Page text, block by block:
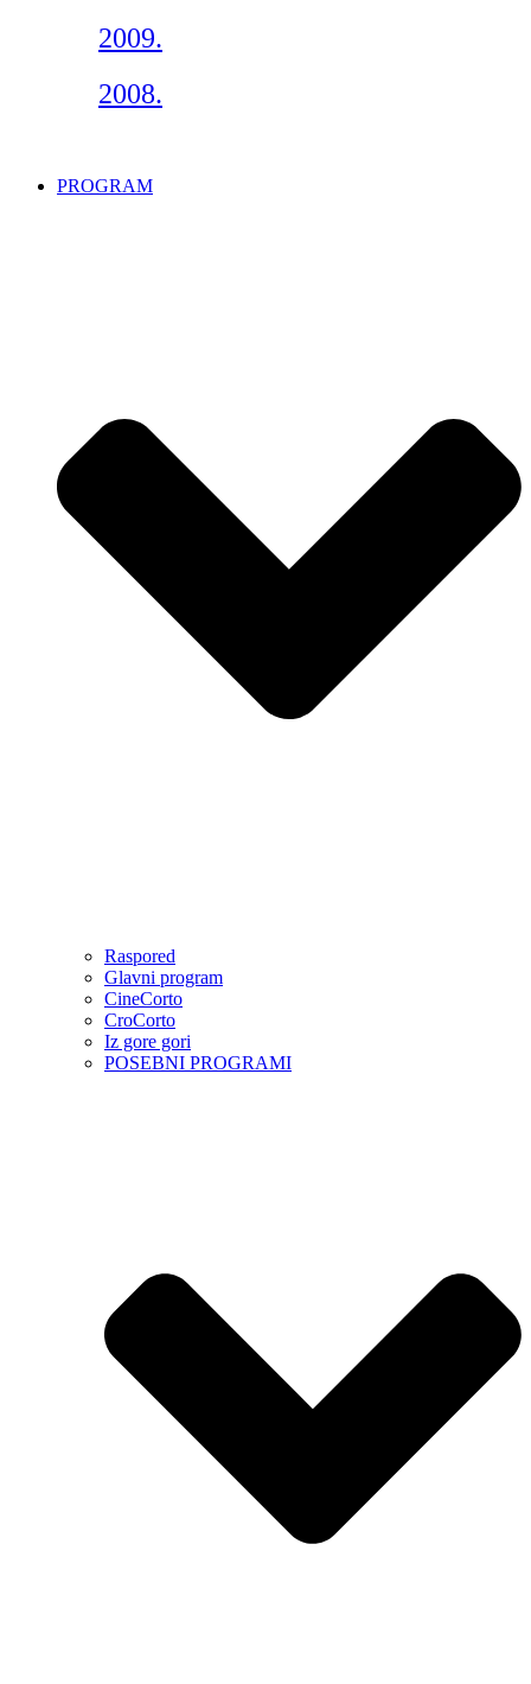
2009.
2008.
PROGRAM
Raspored
Glavni program
CineCorto
CroCorto
Iz gore gori
POSEBNI PROGRAMI